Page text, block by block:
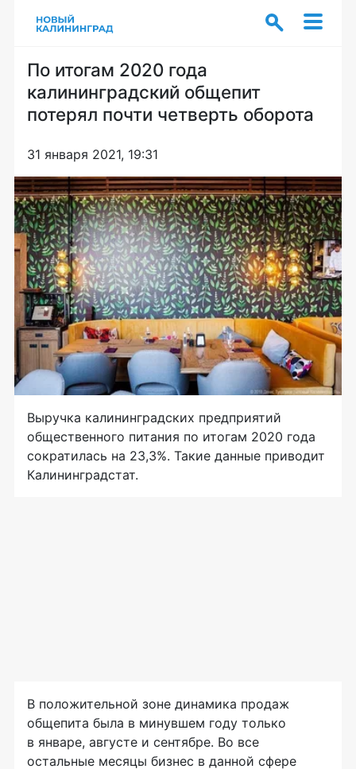
По итогам 2020 года
калининградский общепит
потерял почти четверть оборота
31 января 2021, 19:31
Выручка калининградских предприятий
общественного питания по итогам 2020 года
сократилась на 23,3%. Такие данные приводит
Калининградстат.
В положительной зоне динамика продаж
общепита была в минувшем году только
в январе, августе и сентябре. Во все
остальные месяцы бизнес в данной сфере